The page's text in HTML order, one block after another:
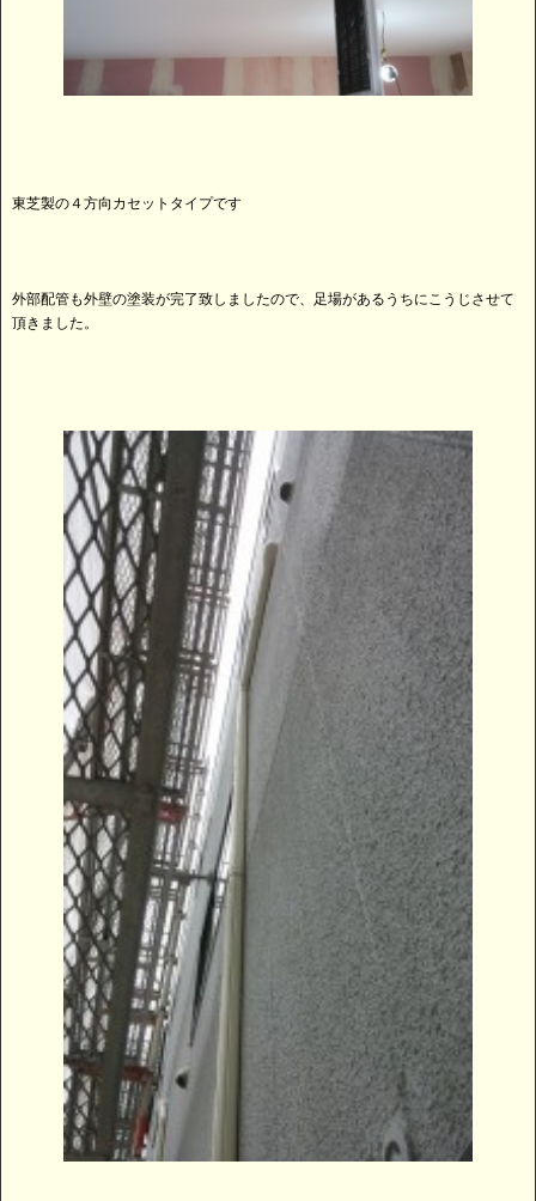
東芝製の４方向カセットタイプです
外部配管も外壁の塗装が完了致しましたので、足場があるうちにこうじさせて
頂きました。